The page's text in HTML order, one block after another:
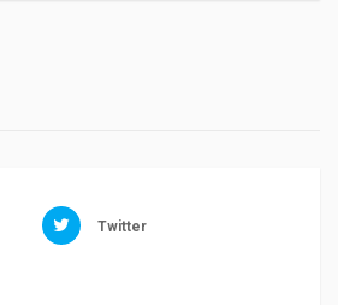
Twitter